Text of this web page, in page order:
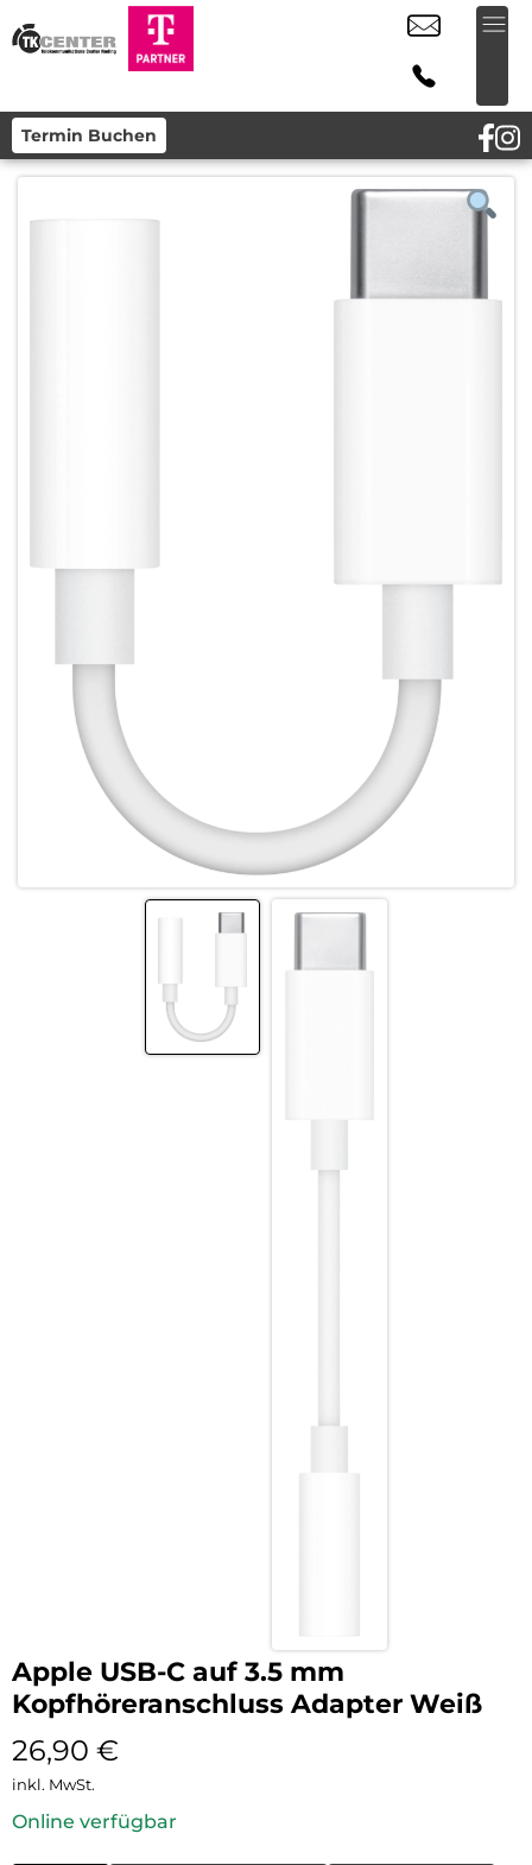
Termin Buchen
Apple USB-C auf 3.5 mm
Kopfhöreranschluss Adapter Weiß
26,90 €
inkl. MwSt.
Online verfügbar